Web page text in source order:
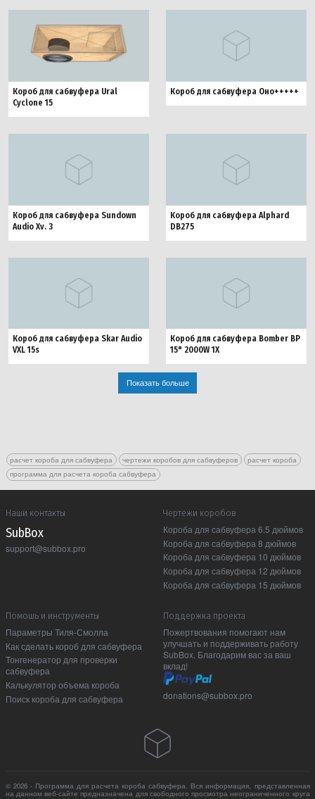
Короб для сабвуфера Ural
Cyclone 15
Короб для сабвуфера Оно+++++
Короб для сабвуфера Sundown
Audio Xv. 3
Короб для сабвуфера Alphard
DB275
Короб для сабвуфера Skar Audio
VXL 15s
Короб для сабвуфера Bomber BP
15" 2000W 1X
Показать больше
расчет короба для сабвуфера чертежи коробов для сабвуферов
расчет короба
программа для расчета короба сабвуфера
Наши контакты
Sub Box
support@subbox.pro
Чертежи коробов
Короба для сабвуфера 6.5 дюймов
Короба для сабвуфера 8 дюймов
Короба для сабвуфера 10 дюймов
Короба для сабвуфера 12 дюймов
Короба для сабвуфера 15 дюймов
Помошь и инструменты
Параметры Тиля-Смолла
Как сделать короб для сабвуфера
Тонгенератор для проверки
сабвуфера
Калькулятор объема короба
Поиск короба для сабвуфера
Поддержка проекта
Пожертвования помогают нам
улучшать и поддерживать работу
SubBox. Благодарим вас за ваш
вклад!
donations@subbox.pro
© 2026 - Программа для расчета короба сабвуфера. Вся информация, представленная
на данном веб-сайте предназначена для свободного просмотра неограниченного круга